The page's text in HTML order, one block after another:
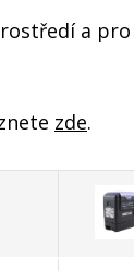
a pro
zde.